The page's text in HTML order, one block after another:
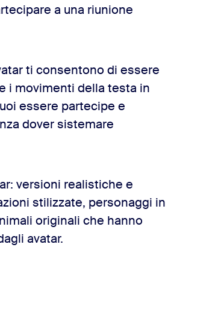
a una riunione
ti consentono di essere
i movimenti della testa in
essere partecipe e
dover sistemare
versioni realistiche e
stilizzate, personaggi in
originali che hanno
avatar.